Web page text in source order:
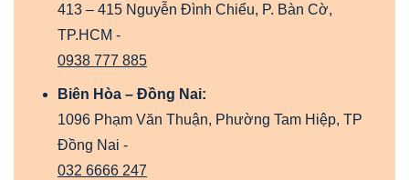
413 – 415 Nguyễn Đình Chiểu, P. Bàn Cờ,
TP.HCM -
0938 777 885
Biên Hòa – Đồng Nai:
1096 Phạm Văn Thuận, Phường Tam Hiệp, TP
Đồng Nai -
032 6666 247